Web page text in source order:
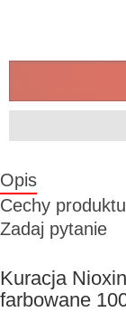
Opis
Cechy produktu
Zadaj pytanie
Kuracja
farbowane